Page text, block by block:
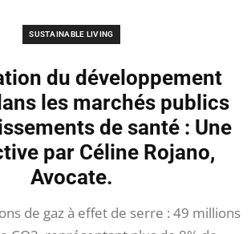
SUSTAINABLE LIVING
du développement
les marchés publics
de santé : Une
par Céline Rojano,
Avocate.
de gaz à effet de serre : 49 millions